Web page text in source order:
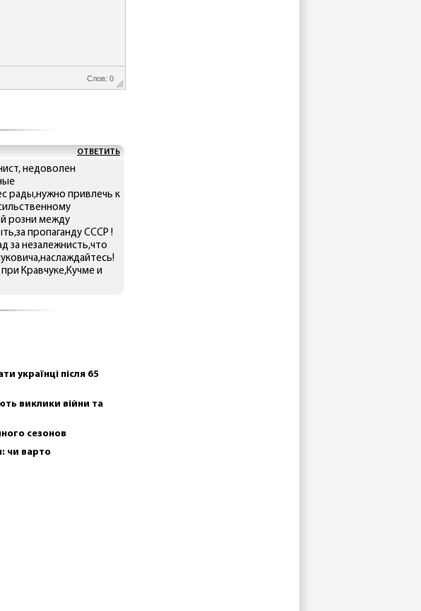
Слов: 0
ОТВЕТИТЬ
недоволен
рады,нужно привлечь к
розни между
пропаганду СССР !
за незалежнисть,что
Кравчуке,Кучме и
українці після 65
виклики війни та
сезонов
чи варто